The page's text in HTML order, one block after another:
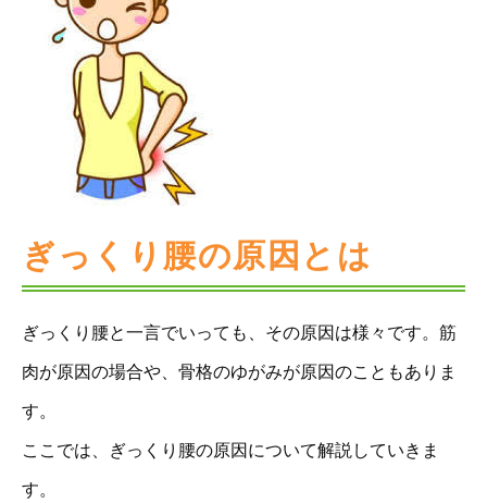
ぎっくり腰の原因とは
ぎっくり腰と一言でいっても、その原因は様々です。筋
肉が原因の場合や、骨格のゆがみが原因のこともありま
す。
ここでは、ぎっくり腰の原因について解説していきま
す。